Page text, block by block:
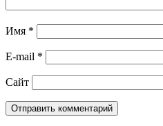
Имя *
E-mail *
Сайт